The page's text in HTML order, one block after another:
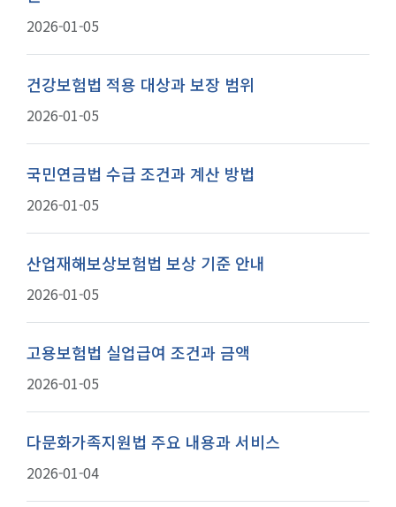
2026-01-05
건강보험법 적용 대상과 보장 범위
2026-01-05
국민연금법 수급 조건과 계산 방법
2026-01-05
산업재해보상보험법 보상 기준 안내
2026-01-05
고용보험법 실업급여 조건과 금액
2026-01-05
다문화가족지원법 주요 내용과 서비스
2026-01-04